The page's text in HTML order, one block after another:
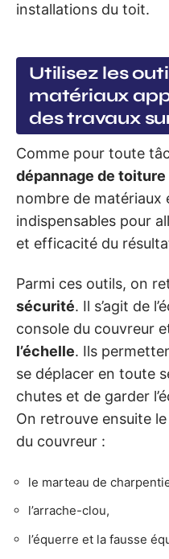
installations du toit.
Utilisez les
matériaux
des travaux
Comme pour toute
dépannage de toiture
nombre de matériaux
indispensables pour
et efficacité du
Parmi ces outils, on
sécurité. Il s’agit de
console du couvreur
l’échelle. Ils
se déplacer en toute
chutes et de garder
On retrouve ensuite
du couvreur :
le marteau de
l’arrache-clou,
l’équerre et la fausse